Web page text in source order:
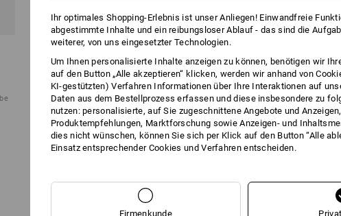
Sie haben sich bereits 1 von 1 Artikel angesehen.
Ihr optimales Shopping-Erlebnis ist unser Anliegen! Einwandfreie
abgestimmte Inhalte und ein reibungsloser Ablauf - das sind die
weiterer, von uns eingesetzter Technologien.
Um Ihnen personalisierte Inhalte anzeigen zu können, benötigen wir
auf den Button „Alle akzeptieren“ klicken, werden wir anhand von
KI-gestützten) Verfahren Informationen über Ihre Interaktionen auf
Daten aus dem Bestellprozess erfassen und diese insbesondere zu
nutzen: personalisierte, auf Sie zugeschnittene Angebote und
Produktempfehlungen, Marktforschung sowie Anzeigen- und
dies nicht wünschen, können Sie sich per Klick auf den Button “Alle
Einsatz entsprechender Cookies und Verfahren entscheiden.
Firmenkunde